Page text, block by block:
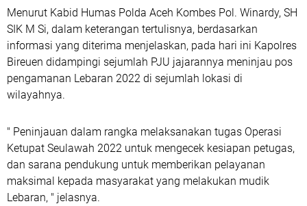
Menurut Kabid Humas Polda Aceh Kombes Pol. Winardy, SH
SIK M Si, dalam keterangan tertulisnya, berdasarkan
informasi yang diterima menjelaskan, pada hari ini Kapolres
Bireuen didampingi sejumlah PJU jajarannya meninjau pos
pengamanan Lebaran 2022 di sejumlah lokasi di
wilayahnya.
" Peninjauan dalam rangka melaksanakan tugas Operasi
Ketupat Seulawah 2022 untuk mengecek kesiapan petugas,
dan sarana pendukung untuk memberikan pelayanan
maksimal kepada masyarakat yang melakukan mudik
Lebaran, " jelasnya.